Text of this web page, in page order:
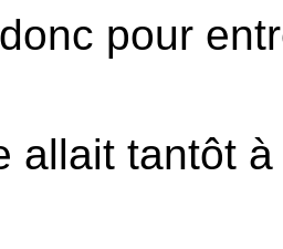
pour
allait tantôt